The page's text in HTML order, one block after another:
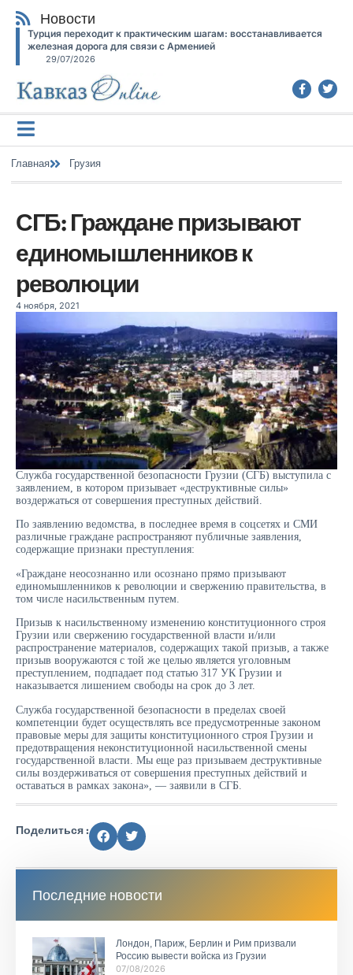
Новости
Турция переходит к практическим шагам: восстанавливается
железная дорога для связи с Арменией
29/07/2026
Главная Грузия
СГБ: Граждане призывают
единомышленников к
революции
4 ноября, 2021
Служба государственной безопасности Грузии (СГБ) выступила с
заявлением, в котором призывает «деструктивные силы»
воздержаться от совершения преступных действий.
По заявлению ведомства, в последнее время в соцсетях и СМИ
различные граждане распространяют публичные заявления,
содержащие признаки преступления:
«Граждане неосознанно или осознано прямо призывают
единомышленников к революции и свержению правительства, в
том числе насильственным путем.
Призыв к насильственному изменению конституционного строя
Грузии или свержению государственной власти и/или
распространение материалов, содержащих такой призыв, а также
призыв вооружаются с той же целью является уголовным
преступлением, подпадает под статью 317 УК Грузии и
наказывается лишением свободы на срок до 3 лет.
Служба государственной безопасности в пределах своей
компетенции будет осуществлять все предусмотренные законом
правовые меры для защиты конституционного строя Грузии и
предотвращения неконституционной насильственной смены
государственной власти. Мы еще раз призываем деструктивные
силы воздерживаться от совершения преступных действий и
оставаться в рамках закона», — заявили в СГБ.
Поделиться :
Последние новости
Лондон, Париж, Берлин и Рим призвали
Россию вывести войска из Грузии
07/08/2026